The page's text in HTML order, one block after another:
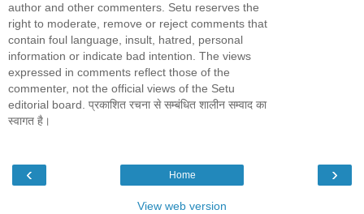
author and other commenters. Setu reserves the
right to moderate, remove or reject comments that
contain foul language, insult, hatred, personal
information or indicate bad intention. The views
expressed in comments reflect those of the
commenter, not the official views of the Setu
editorial board. प्रकाशित रचना से सम्बंधित शालीन सम्वाद का
स्वागत है।
‹ ›
Home
View web version